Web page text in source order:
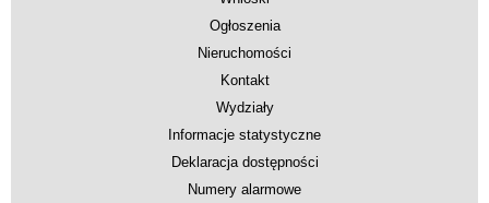
Ogłoszenia
Nieruchomości
Kontakt
Wydziały
Informacje statystyczne
Deklaracja dostępności
Numery alarmowe